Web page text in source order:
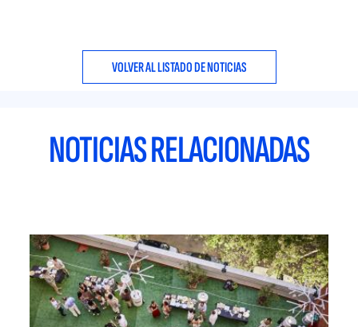
VOLVER AL LISTADO DE NOTICIAS
NOTICIAS RELACIONADAS